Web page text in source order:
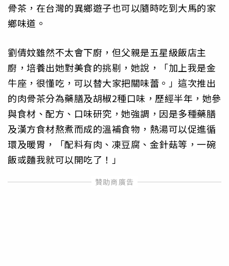
骨茶，在台灣的異鄉遊子也可以隨時吃到大馬的家
鄉味道。
劉倩妏雖然不太會下廚，但父親是五星級飯店主
廚，培養出她對美食的挑剔，她說，「加上我是金
牛座，很懂吃，可以替大家把關味蕾。」這次推出
的肉骨茶分為藥膳及胡椒2種口味，歷經半年，她參
與食材、配方、口味研究，她強調，因是多種藥膳
及漢方食材熬煮而成的溫補食物，熱湯可以促進循
環及暖胃，「配料有肉、凍豆腐、金針菇等，一碗
飯或麵我就可以開吃了！」